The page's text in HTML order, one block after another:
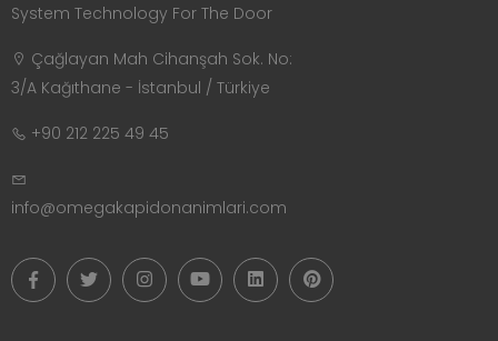
System Technology For The Door
Çağlayan Mah Cihanşah Sok. No:
3/A Kağıthane - İstanbul / Türkiye
+90 212 225 49 45
info@omegakapidonanimlari.com